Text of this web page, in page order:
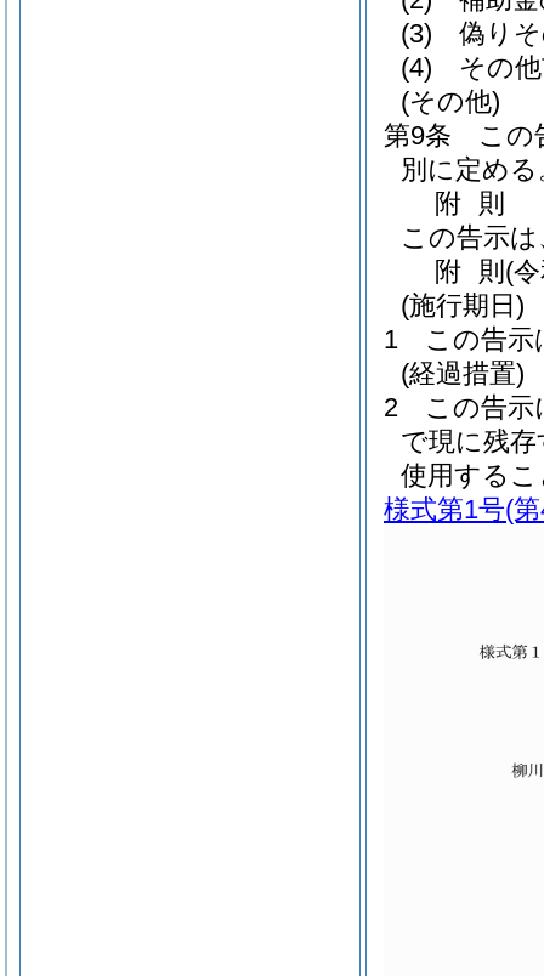
(3)
偽り
(4)
その
(その他)
第9条
この
別に定める
附 則
この告示
附 則 (
(施行期日)
1
この告示
(経過措置)
2
この告示
で現に残
使用する
様式第1号(